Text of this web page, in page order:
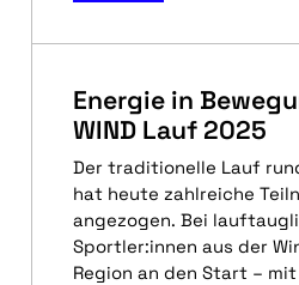
Energie in
WIND Lauf 2025
Der traditionelle Lauf
hat heute zahlreiche
angezogen. Bei
Sportler:innen aus der
Region an den Start –